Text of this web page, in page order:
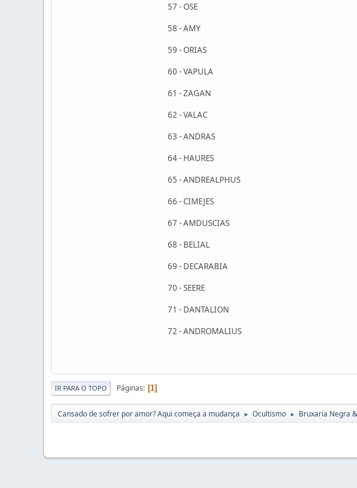
57 - OSE
58 - AMY
59 - ORIAS
60 - VAPULA
61 - ZAGAN
62 - VALAC
63 - ANDRAS
64 - HAURES
65 - ANDREALPHUS
66 - CIMEJES
67 - AMDUSCIAS
68 - BELIAL
69 - DECARABIA
70 - SEERE
71 - DANTALION
72 - ANDROMALIUS
IR PARA O TOPO Páginas 1
Cansado de sofrer por amor? Aqui começa a mudança ► Ocultismo ► Bruxaria Negra